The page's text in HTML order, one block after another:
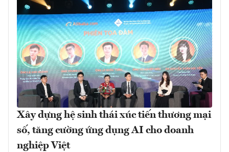
Xây dựng hệ sinh thái xúc tiến thương mại
số, tăng cường ứng dụng AI cho doanh
nghiệp Việt